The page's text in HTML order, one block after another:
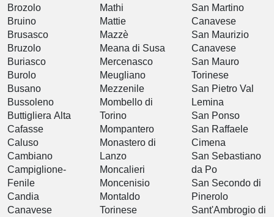
Brozolo
Bruino
Brusasco
Bruzolo
Buriasco
Burolo
Busano
Bussoleno
Buttigliera Alta
Cafasse
Caluso
Cambiano
Campiglione-
Fenile
Candia
Canavese
Mathi
Mattie
Mazzè
Meana di Susa
Mercenasco
Meugliano
Mezzenile
Mombello di
Torino
Mompantero
Monastero di
Lanzo
Moncalieri
Moncenisio
Montaldo
Torinese
San Martino
Canavese
San Maurizio
Canavese
San Mauro
Torinese
San Pietro Val
Lemina
San Ponso
San Raffaele
Cimena
San Sebastiano
da Po
San Secondo di
Pinerolo
Sant'Ambrogio di